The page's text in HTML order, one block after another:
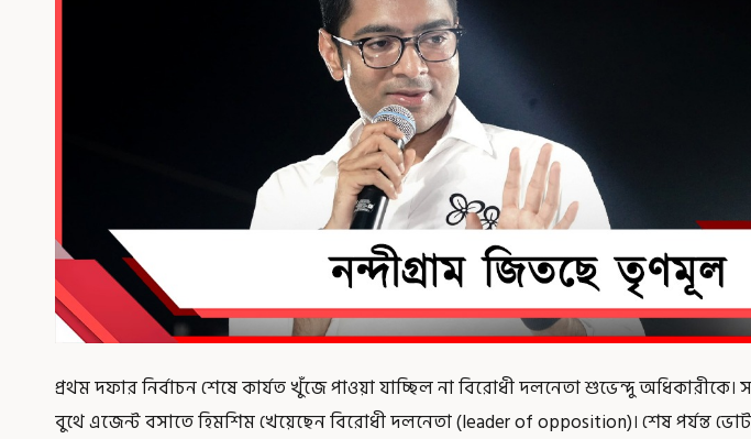
প্রথম দফার নির্বাচন শেষে কার্যত খুঁজে পাওয়া যাচ্ছিল না বিরোধী দলনেতা শুভেন্দু
বুথে এজেন্ট বসাতে হিমশিম খেয়েছেন বিরোধী দলনেতা (leader of opposition)। শেষ পর্যন্ত